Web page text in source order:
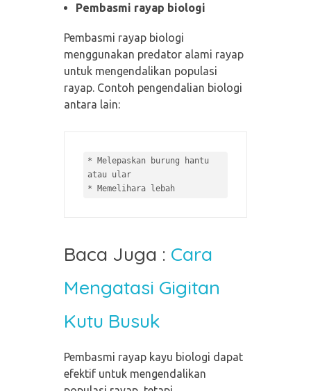
Pembasmi rayap biologi
Pembasmi rayap biologi
menggunakan predator alami rayap
untuk mengendalikan populasi
rayap. Contoh pengendalian biologi
antara lain:
* Melepaskan burung hantu
*
Baca Juga : Cara
Mengatasi Gigitan
Kutu Busuk
Pembasmi rayap kayu biologi dapat
efektif untuk mengendalikan